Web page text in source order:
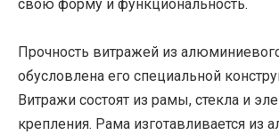
свою форму и функциональность.
Прочность витражей из
обусловлена его специальной
Витражи состоят из рамы, стекла и
крепления. Рама изготавливается из